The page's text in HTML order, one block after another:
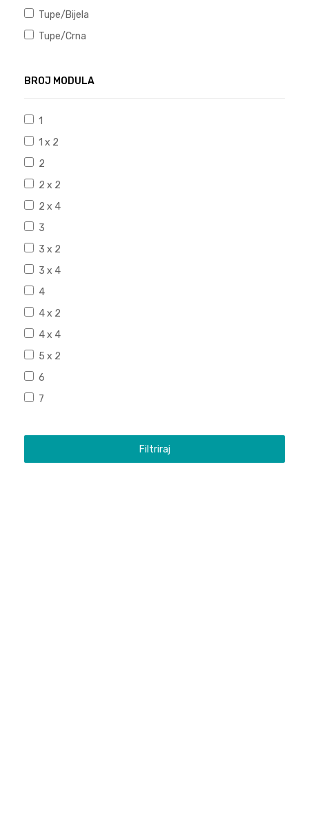
Tupe/Bijela
Tupe/Crna
BROJ MODULA
1
1 x 2
2
2 x 2
2 x 4
3
3 x 2
3 x 4
4
4 x 2
4 x 4
5 x 2
6
7
Filtriraj